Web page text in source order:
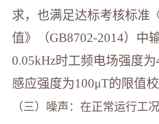
求，也满足达标考核标准
值》（GB8702-2014）中
0.05kHz时工频电场强度
感应强度为100μT的限值校
（三）噪声：在正常运行工